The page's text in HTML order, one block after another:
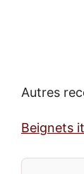
Autres
Beignets